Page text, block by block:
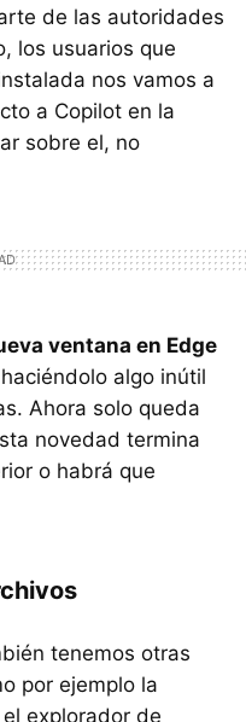
de las autoridades
los usuarios que
nos vamos a
a Copilot en la
sobre el, no
ventana en Edge
algo inútil
Ahora solo queda
novedad termina
o habrá que
tenemos otras
por ejemplo la
explorador de